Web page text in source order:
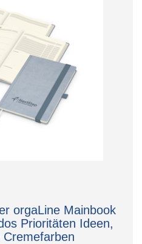
orgaLine Mainbook
Prioritäten Ideen,
Cremefarben